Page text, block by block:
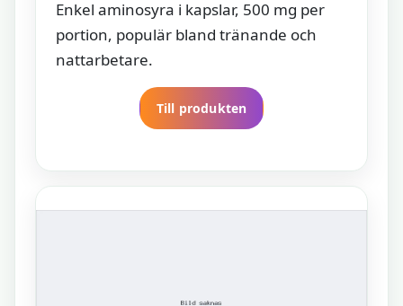
Enkel aminosyra i kapslar, 500 mg per
portion, populär bland tränande och
nattarbetare.
Till produkten